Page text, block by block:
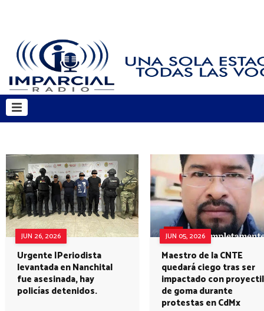
JUN 26, 2026
Urgente |Periodista
levantada en Nanchital
fue asesinada, hay
policías detenidos.
JUN 05, 2026
Maestro de la CNTE
quedará ciego tras ser
impactado con proyectil
de goma durante
protestas en CdMx